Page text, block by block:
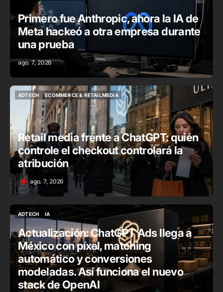
Primero fue Anthropic, ahora la IA de
Meta hackeó a otra empresa durante
una prueba
ago. 7, 2026
ADTECH
ADTECH
ECOMMERCE & RETAILMEDIA
ECOMMERCE & RETAILMEDIA
Retail media frente a ChatGPT: quién
controle el checkout controlará la
atribución
ago. 7, 2026
ADTECH
IA
Actualización: ChatGPT Ads llega a
México con píxel, matching
automático y conversiones
modeladas. Así funciona el nuevo
stack de OpenAI